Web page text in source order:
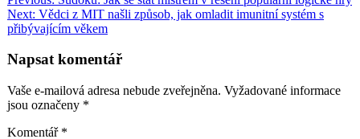
Share
pro
Next: Vědci z MIT našli způsob, jak omladit imunitní systém s
přibývajícím věkem
Napsat komentář
Vaše e-mailová adresa nebude zveřejněna. Vyžadované informace
jsou označeny *
Komentář *